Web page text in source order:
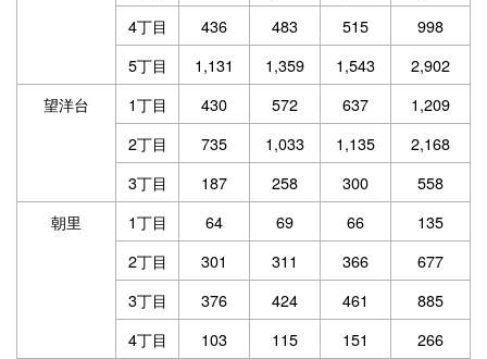
4丁目
436 483 515
998
5丁目
1,131 1,359 1,543
2,902
望洋台
1丁目 430 572 637
1,209
2丁目
735 1,033 1,135
2,168
3丁目
187 258 300
558
朝里
1丁目 64 69 66
135
2丁目
301 311 366
677
3丁目
376 424 461
885
4丁目
103 115 151
266